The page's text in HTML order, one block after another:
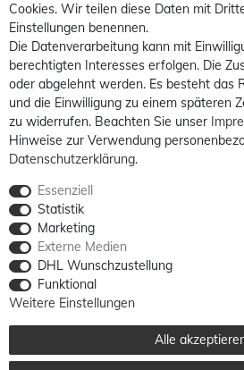
Cookies. Wir teilen diese Daten mit
Einstellungen benennen.
Die Datenverarbeitung kann mit
berechtigten Interesses erfolgen. Die
oder abgelehnt werden. Es besteht das
und die Einwilligung zu einem späteren
zu widerrufen. Beachten Sie unser
Hinweise zur Verwendung
Daten­schutz­erklärung.
Essenziell
Statistik
Marketing
Externe Medien
DHL Wunschzustellung
Funktional
Weitere Einstellungen
Alle